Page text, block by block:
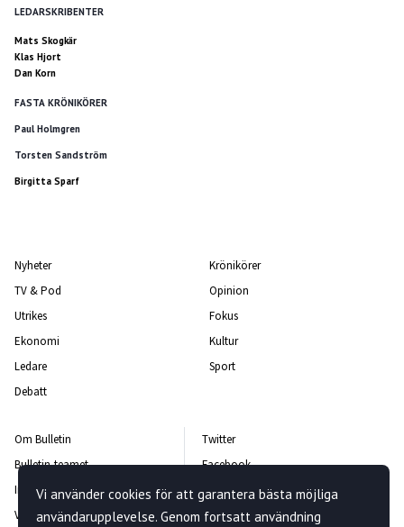
LEDARSKRIBENTER
Mats Skogkär
Klas Hjort
Dan Korn
FASTA KRÖNIKÖRER
Paul Holmgren
Torsten Sandström
Birgitta Sparf
Nyheter
TV & Pod
Utrikes
Ekonomi
Ledare
Debatt
Krönikörer
Opinion
Fokus
Kultur
Sport
Om Bulletin
Bulletin-teamet
Integritetspolicy
Vanliga frågor och svar
Twitter
Facebook
Instagram
Kontakta oss
Vi använder cookies för att garantera bästa möjliga
användarupplevelse. Genom fortsatt användning